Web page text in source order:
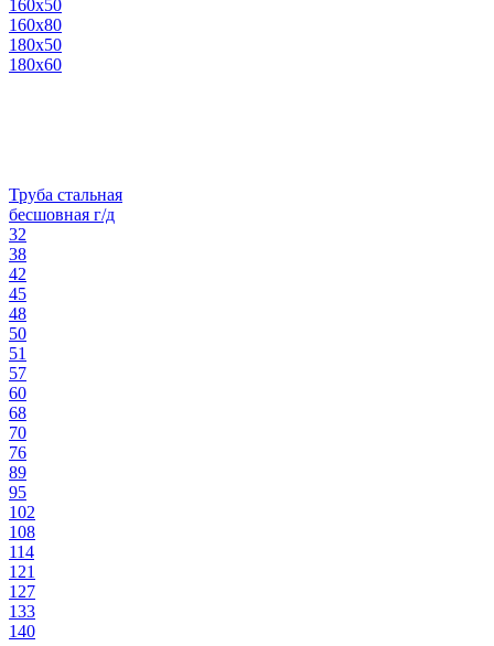
160х50
160х80
180х50
180х60
Труба стальная
бесшовная г/д
32
38
42
45
48
50
51
57
60
68
70
76
89
95
102
108
114
121
127
133
140